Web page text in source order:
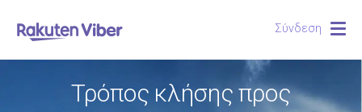
Σύνδεση
Τρόπος κλήσης προς